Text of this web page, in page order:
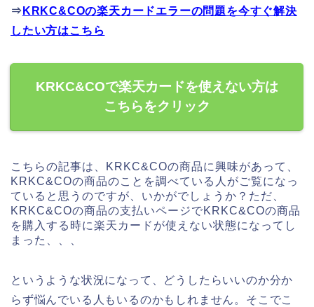
⇒ KRKC&COの楽天カードエラーの問題を今すぐ解決
したい方はこちら
KRKC&COで楽天カードを使えない方は
こちらをクリック
こちらの記事は、KRKC&COの商品に興味があって、
KRKC&COの商品のことを調べている人がご覧になっ
ていると思うのですが、いかがでしょうか？ただ、
KRKC&COの商品の支払いページでKRKC&COの商品
を購入する時に楽天カードが使えない状態になってし
まった、、、
というような状況になって、どうしたらいいのか分か
らず悩んでいる人もいるのかもしれません。そこでこ